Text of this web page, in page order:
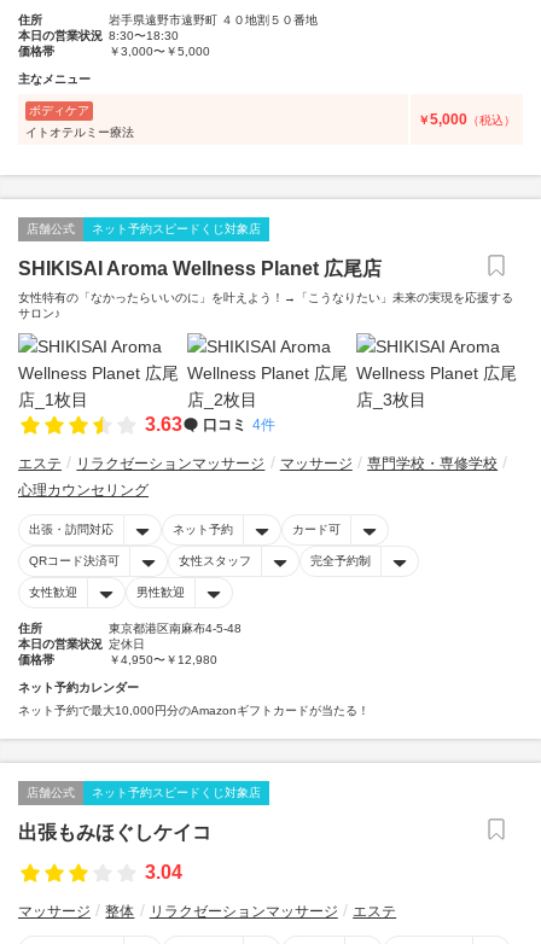
住所
岩手県遠野市遠野町 ４０地割５０番地
本日の営業状況 8:30〜18:30
価格帯
￥3,000〜￥5,000
主なメニュー
ボディケア
イトオテルミー療法
￥5,000 （税込）
店舗公式 ネット予約スピードくじ対象店
SHIKISAI Aroma Wellness Planet 広尾店
女性特有の「なかったらいいのに」を叶えよう！→「こうなりたい」未来の実現を応援する
サロン♪
3.63 口コミ 4件
エステ リラクゼーションマッサージ マッサージ
専門学校・専修学校
心理カウンセリング
出張・訪問対応 ネット予約 カード可
QRコード決済可 女性スタッフ 完全予約制
女性歓迎 男性歓迎
住所
東京都港区南麻布4-5-48
本日の営業状況 定休日
価格帯
￥4,950〜￥12,980
ネット予約カレンダー
ネット予約で最大10,000円分のAmazonギフトカードが当たる！
店舗公式 ネット予約スピードくじ対象店
出張もみほぐしケイコ
3.04
マッサージ 整体 リラクゼーションマッサージ エステ